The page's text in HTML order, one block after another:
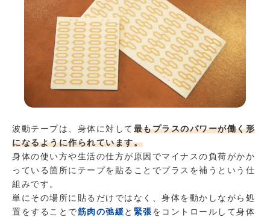
波動テープは、身体に対して最もプラスのパワーが働く形
になるように作られています。
身体の使い方や生活の仕方が原因でマイナスの負荷がかか
っている箇所にテープを貼ることでプラスを補うという仕
組みです。
単にその場所に貼るだけではなく、身体を動かしながら処
置をすることで筋肉の弛緩と 緊張をコントロールして身体